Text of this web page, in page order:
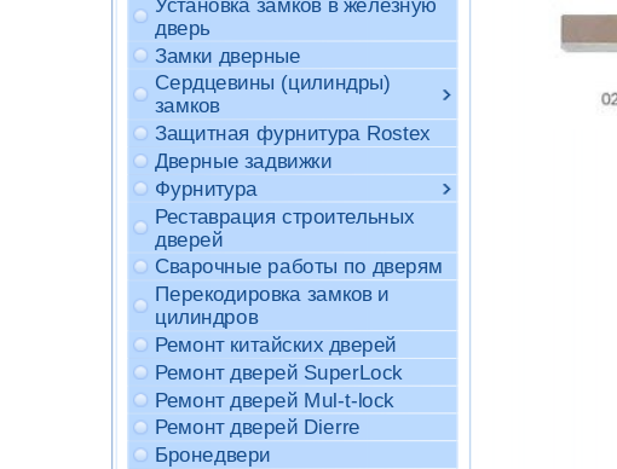
дверь
Замки дверные
Сердцевины (цилиндры)
замков
Защитная фурнитура Rostex
Дверные задвижки
Фурнитура
Реставрация строительных
дверей
Сварочные работы по дверям
Перекодировка замков и
цилиндров
Ремонт китайских дверей
Ремонт дверей SuperLock
Ремонт дверей Mul-t-lock
Ремонт дверей Dierre
Бронедвери